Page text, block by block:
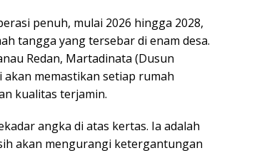
penuh, mulai 2026 hingga 2028,
tangga yang tersebar di enam desa.
Redan, Martadinata (Dusun
akan memastikan setiap rumah
kualitas terjamin.
angka di atas kertas. Ia adalah
akan mengurangi ketergantungan